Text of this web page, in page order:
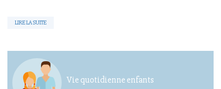
LIRE LA SUITE
Vie quotidienne enfants